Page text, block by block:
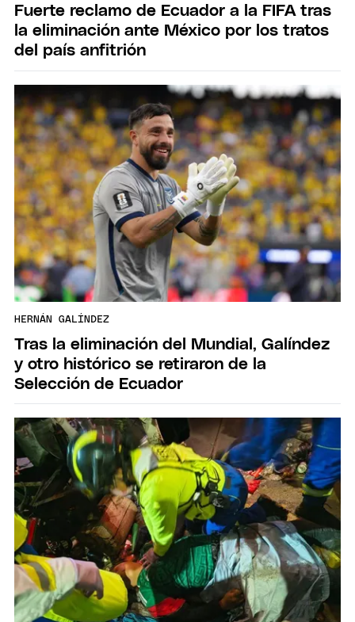
Fuerte reclamo de Ecuador a la FIFA tras
la eliminación ante México por los tratos
del país anfitrión
HERNÁN GALÍNDEZ
Tras la eliminación del Mundial, Galíndez
y otro histórico se retiraron de la
Selección de Ecuador